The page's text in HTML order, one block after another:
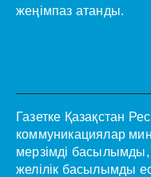
жеңімпаз атанды.
Газетке Қазақстан
коммуникациялар
мерзімді басылымды,
желілік басылымды